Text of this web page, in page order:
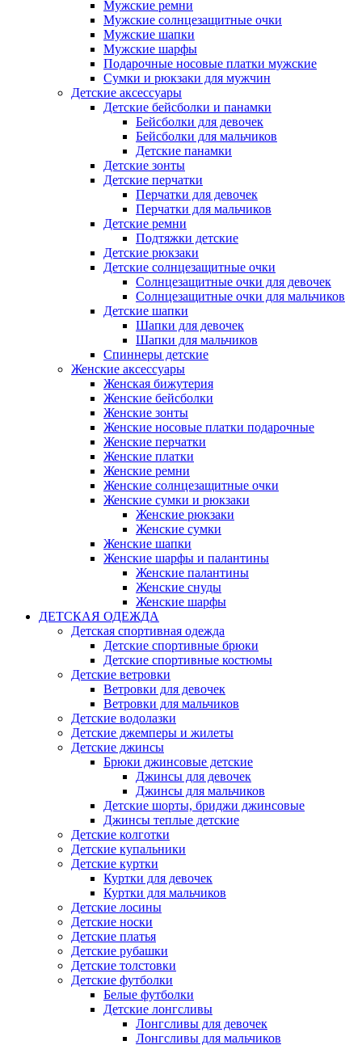
Мужские ремни
Мужские солнцезащитные очки
Мужские шапки
Мужские шарфы
Подарочные носовые платки мужские
Сумки и рюкзаки для мужчин
Детские аксессуары
Детские бейсболки и панамки
Бейсболки для девочек
Бейсболки для мальчиков
Детские панамки
Детские зонты
Детские перчатки
Перчатки для девочек
Перчатки для мальчиков
Детские ремни
Подтяжки детские
Детские рюкзаки
Детские солнцезащитные очки
Солнцезащитные очки для девочек
Солнцезащитные очки для мальчиков
Детские шапки
Шапки для девочек
Шапки для мальчиков
Спиннеры детские
Женские аксессуары
Женская бижутерия
Женские бейсболки
Женские зонты
Женские носовые платки подарочные
Женские перчатки
Женские платки
Женские ремни
Женские солнцезащитные очки
Женские сумки и рюкзаки
Женские рюкзаки
Женские сумки
Женские шапки
Женские шарфы и палантины
Женские палантины
Женские снуды
Женские шарфы
ДЕТСКАЯ ОДЕЖДА
Детская спортивная одежда
Детские спортивные брюки
Детские спортивные костюмы
Детские ветровки
Ветровки для девочек
Ветровки для мальчиков
Детские водолазки
Детские джемперы и жилеты
Детские джинсы
Брюки джинсовые детские
Джинсы для девочек
Джинсы для мальчиков
Детские шорты, бриджи джинсовые
Джинсы теплые детские
Детские колготки
Детские купальники
Детские куртки
Куртки для девочек
Куртки для мальчиков
Детские лосины
Детские носки
Детские платья
Детские рубашки
Детские толстовки
Детские футболки
Белые футболки
Детские лонгсливы
Лонгсливы для девочек
Лонгсливы для мальчиков